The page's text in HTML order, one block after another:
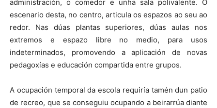
administración, o comedor e unha sala polivalente. O
escenario desta, no centro, articula os espazos ao seu ao
redor. Nas dúas plantas superiores, dúas aulas nos
extremos e espazo libre no medio, para usos
indeterminados, promovendo a aplicación de novas
pedagoxías e educación compartida entre grupos.
A ocupación temporal da escola requiría tamén dun patio
de recreo, que se conseguiu ocupando a beirarrúa diante